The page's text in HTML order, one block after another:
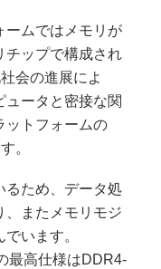
ームではメモリが
チップで構成され
会の進展によ
ュータと密接な関
ットフォームの
。
るため、データ処
、またメモリモジ
います。
最高仕様はDDR4-